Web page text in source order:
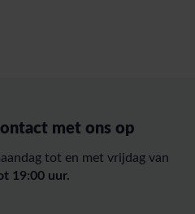
met ons op
tot en met vrijdag van
19:00 uur.